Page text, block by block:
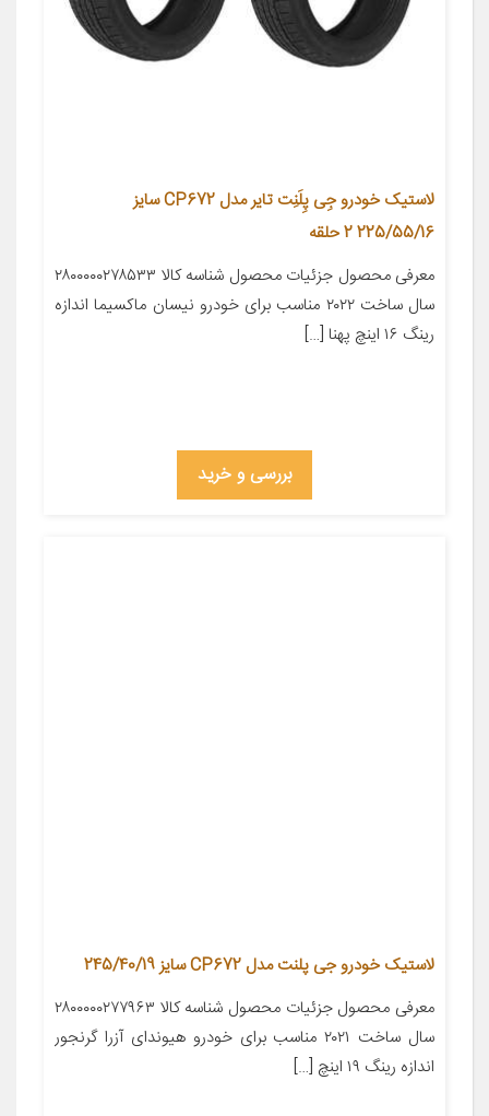
لاستیک خودرو جِی‌ پِلَنِت تایر مدل CP672 سایز
225/55/16 2 حلقه
معرفی محصول جزئیات محصول شناسه کالا ۲۸۰۰۰۰۰۲۷۸۵۳۳
سال ساخت ۲۰۲۲ مناسب برای خودرو نیسان ماکسیما اندازه
رینگ ۱۶ اینچ پهنا […]
بررسی و خرید
لاستیک خودرو جی پلنت مدل CP672 سایز 245/40/19
معرفی محصول جزئیات محصول شناسه کالا ۲۸۰۰۰۰۰۲۷۷۹۶۳
سال ساخت ۲۰۲۱ مناسب برای خودرو هیوندای آزرا گرنجور
اندازه رینگ ۱۹ اینچ […]